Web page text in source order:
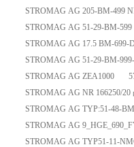
STROMAG AG 205-BM-499
STROMAG AG 51-29-BM-
STROMAG AG 17.5 BM-699-
STROMAG AG 51-29-BM-
STROMAG AG ZEA1000
STROMAG AG NR 166250/20
STROMAG AG TYP:51-48-
STROMAG AG
STROMAG AG TYP51-11-